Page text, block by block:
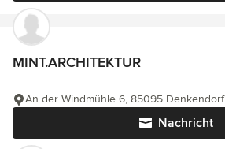
MINT.ARCHITEKTUR
Nachricht
An der Windmühle 6, 85095 Denkendorf